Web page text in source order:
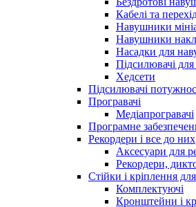
Кабелі та
Навушники
Навушники
Насадки для
Підсилювачі
Хедсети
Підсилювачі
Програвачі
Медіапрогравачі
Програмне
Рекордери і все до них
Аксесуари для
Рекордери,
Стійки і кріплення
Комплектуючі
Кронштейни і